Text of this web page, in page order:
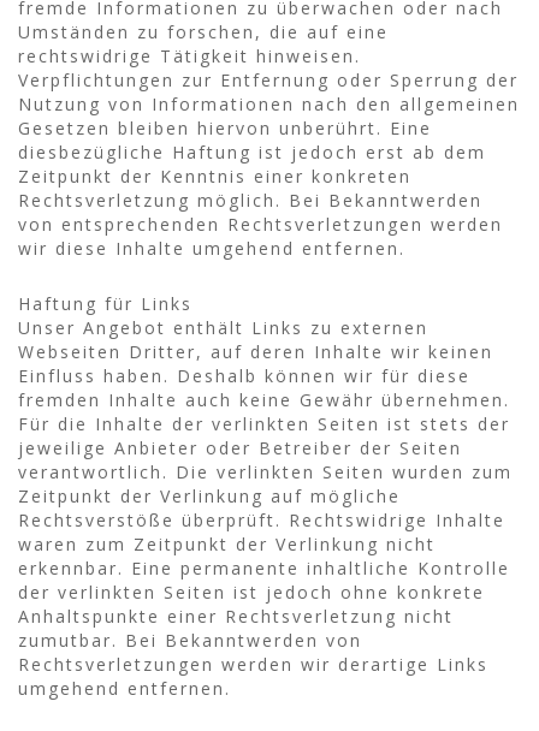
fremde Informationen zu überwachen oder nach
Umständen zu forschen, die auf eine
rechtswidrige Tätigkeit hinweisen.
Verpflichtungen zur Entfernung oder Sperrung der
Nutzung von Informationen nach den allgemeinen
Gesetzen bleiben hiervon unberührt. Eine
diesbezügliche Haftung ist jedoch erst ab dem
Zeitpunkt der Kenntnis einer konkreten
Rechtsverletzung möglich. Bei Bekanntwerden
von entsprechenden Rechtsverletzungen werden
wir diese Inhalte umgehend entfernen.
Haftung für Links
Unser Angebot enthält Links zu externen
Webseiten Dritter, auf deren Inhalte wir keinen
Einfluss haben. Deshalb können wir für diese
fremden Inhalte auch keine Gewähr übernehmen.
Für die Inhalte der verlinkten Seiten ist stets der
jeweilige Anbieter oder Betreiber der Seiten
verantwortlich. Die verlinkten Seiten wurden zum
Zeitpunkt der Verlinkung auf mögliche
Rechtsverstöße überprüft. Rechtswidrige Inhalte
waren zum Zeitpunkt der Verlinkung nicht
erkennbar. Eine permanente inhaltliche Kontrolle
der verlinkten Seiten ist jedoch ohne konkrete
Anhaltspunkte einer Rechtsverletzung nicht
zumutbar. Bei Bekanntwerden von
Rechtsverletzungen werden wir derartige Links
umgehend entfernen.